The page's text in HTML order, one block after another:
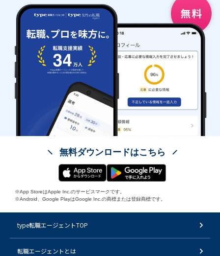
無料ダウンロードはこちら
※App StoreはApple Inc.のサービスマークです。
※Android、Google PlayはGoogle Inc.の商標または登録商標です。
type転職エージェントTOP
転職エージェントとは